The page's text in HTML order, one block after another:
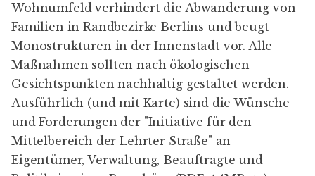
Wohnumfeld verhindert die Abwanderung von
Familien in Randbezirke Berlins und beugt
Monostrukturen in der Innenstadt vor. Alle
Maßnahmen sollten nach ökologischen
Gesichtspunkten nachhaltig gestaltet werden.
Ausführlich (und mit Karte) sind die Wünsche
und Forderungen der "Initiative für den
Mittelbereich der Lehrter Straße" an
Eigentümer, Verwaltung, Beauftragte und